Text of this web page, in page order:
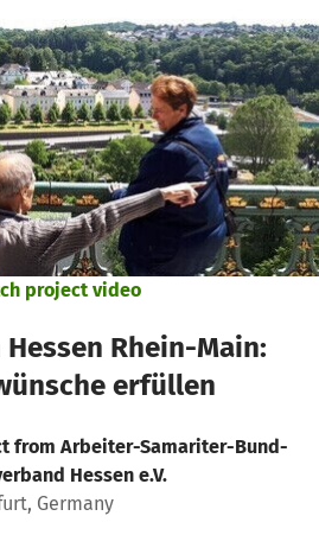
project video
Rhein-Main:
erfüllen
from Arbeiter-Samariter-Bund-
Hessen e.V.
Germany